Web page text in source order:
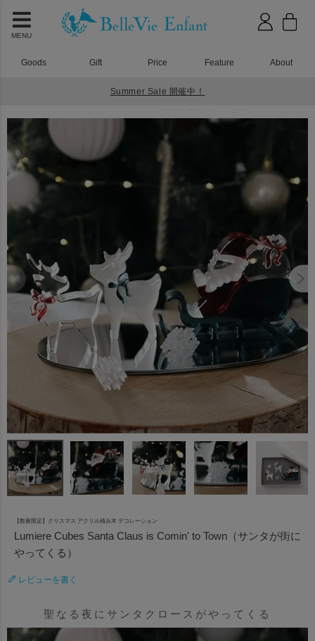
MENU
Goods Gift Price Feature About
Summer Sale 開催中！
【数量限定】クリスマス アクリル積み木 デコレーション
Lumiere Cubes Santa Claus is Comin' to Town（サンタが街に
やってくる）
レビューを書く
聖なる夜にサンタクロースがやってくる